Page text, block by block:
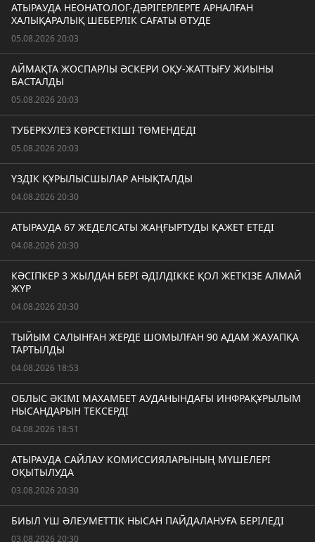
АТЫРАУДА НЕОНАТОЛОГ-ДӘРІГЕРЛЕРГЕ АРНАЛҒАН
ХАЛЫҚАРАЛЫҚ ШЕБЕРЛІК САҒАТЫ ӨТУДЕ
05.08.2026 20:03
АЙМАҚТА ЖОСПАРЛЫ ӘСКЕРИ ОҚУ-ЖАТТЫҒУ ЖИЫНЫ
БАСТАЛДЫ
05.08.2026 20:03
ТУБЕРКУЛЕЗ КӨРСЕТКІШІ ТӨМЕНДЕДІ
05.08.2026 20:03
ҮЗДІК ҚҰРЫЛЫСШЫЛАР АНЫҚТАЛДЫ
04.08.2026 20:30
АТЫРАУДА 67 ЖЕДЕЛСАТЫ ЖАҢҒЫРТУДЫ ҚАЖЕТ ЕТЕДІ
04.08.2026 20:30
КӘСІПКЕР 3 ЖЫЛДАН БЕРІ ӘДІЛДІККЕ ҚОЛ ЖЕТКІЗЕ АЛМАЙ
ЖҮР
04.08.2026 20:30
ТЫЙЫМ САЛЫНҒАН ЖЕРДЕ ШОМЫЛҒАН 90 АДАМ ЖАУАПҚА
ТАРТЫЛДЫ
04.08.2026 18:53
ОБЛЫС ӘКІМІ МАХАМБЕТ АУДАНЫНДАҒЫ ИНФРАҚҰРЫЛЫМ
НЫСАНДАРЫН ТЕКСЕРДІ
04.08.2026 18:51
АТЫРАУДА САЙЛАУ КОМИССИЯЛАРЫНЫҢ МҮШЕЛЕРІ
ОҚЫТЫЛУДА
03.08.2026 20:30
БИЫЛ ҮШ ӘЛЕУМЕТТІК НЫСАН ПАЙДАЛАНУҒА БЕРІЛЕДІ
03.08.2026 20:30